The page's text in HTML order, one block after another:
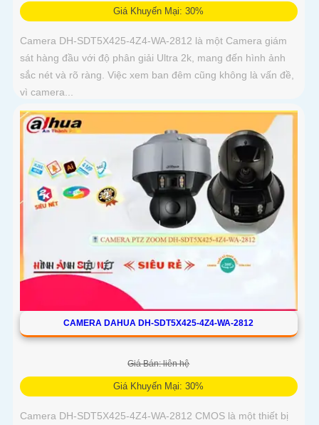
Giá Khuyến Mại: 30%
Camera DH-SDT5X425-4Z4-WA-2812 là một Camera giám
sát hàng đầu với độ phân giải Ultra 2k, mang đến hình ảnh
sắc nét và rõ ràng. Việc xem ban đêm cũng không là vấn đề,
vì camera...
CAMERA DAHUA DH-SDT5X425-4Z4-WA-2812
Giá Bán: liên hệ
Giá Khuyến Mại: 30%
Camera DH-SDT5X425-4Z4-WA-2812 CMOS là một thiết bị